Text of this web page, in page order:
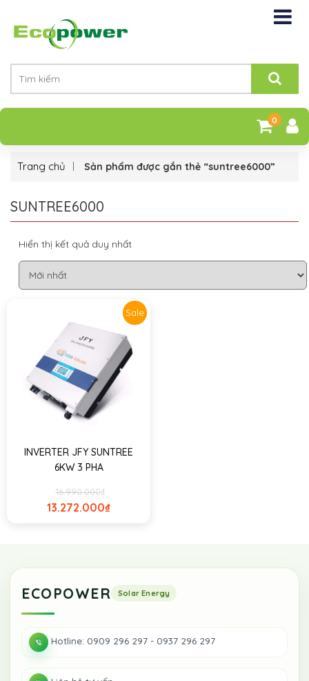
0
Trang chủ Sản phẩm được gắn thẻ “suntree6000”
SUNTREE6000
Hiển thị kết quả duy nhất
Sale
INVERTER JFY SUNTREE
6KW 3 PHA
₫
16.990.000
₫
13.272.000
ECOPOWER
Hotline: 0909 296 297 - 0937 296 297